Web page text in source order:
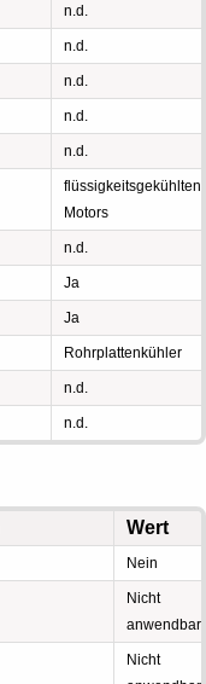
n.d.
n.d.
n.d.
n.d.
n.d.
flüssigkeitsgekühlten
Motors
n.d.
Ja
Ja
Rohrplattenkühler
n.d.
n.d.
Wert
Nein
Nicht
anwendbar
Nicht